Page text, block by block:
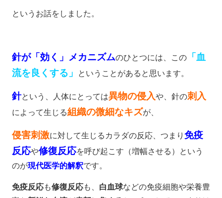
というお話をしました。
針が「効く」 メカニズムのひとつには、この「血
流を良くする」
ということがあると思います。
針という、人体にとっては異物の侵入や、針の刺入
によって生じる組織の微細なキズが、
侵害刺激に対して生じるカラダの反応、つまり 免疫
反応や修復反応を呼び起こす（増幅させる）という
のが現代医学的解釈です。
免疫反応も修復反応も、 白血球などの免疫細胞や栄養豊